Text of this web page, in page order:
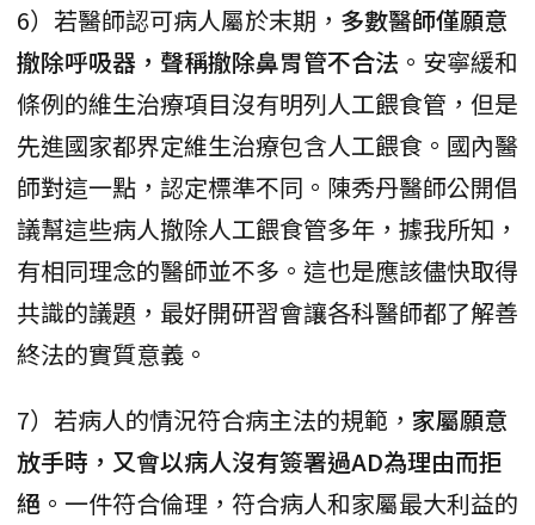
6）若醫師認可病人屬於末期， 多數醫師僅願意
撤除呼吸器，聲稱撤除鼻胃管不合法 。安寧緩和
條例的維生治療項目沒有明列人工餵食管，但是
先進國家都界定維生治療包含人工餵食。國內醫
師對這一點，認定標準不同。陳秀丹醫師公開倡
議幫這些病人撤除人工餵食管多年，據我所知，
有相同理念的醫師並不多。這也是應該儘快取得
共識的議題，最好開研習會讓各科醫師都了解善
終法的實質意義。
7）若病人的情況符合病主法的規範， 家屬願意
放手時，又會以病人沒有簽署過AD為理由而拒
絕 。一件符合倫理，符合病人和家屬最大利益的